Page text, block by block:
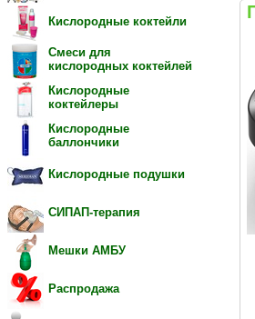
Кислородные коктейли
Смеси для
кислородных коктейлей
Кислородные
коктейлеры
Кислородные
баллончики
Кислородные подушки
СИПАП-терапия
Мешки АМБУ
Распродажа